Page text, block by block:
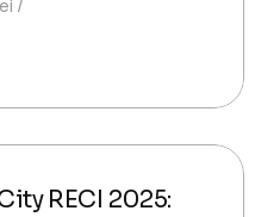
RECI 2025: